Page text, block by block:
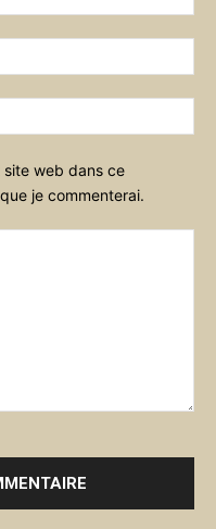
:*
:*
:
site web dans ce
je commenterai.